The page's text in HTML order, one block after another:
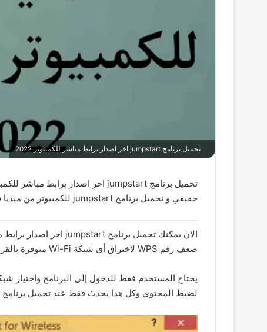
تحميل برنامج jumpstart اخر اصدار برابط مباشر للكمبيوتر 2022
حقيقي و تحميل برنامج jumpstart للكمبيوتر من ميديا فاير و تحميل برنامج jumpstart للاندرويد
ضعف رقم WPS لاختراق أي شبكة Wi-Fi متوفرة بالقرب من الكمبيوتر أو الكمبيوتر المحمول. هذا هو الشبكة من أكبر المشاكل التي واجهها المالك على الإطلاق.
لضبط المحتوى وكل هذا يحدث فقط عند تحميل برنامج Jumpstart برابط مباشر اسفل المقال.